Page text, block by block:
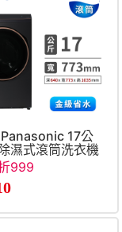
17公
濕式滾筒洗衣機
999